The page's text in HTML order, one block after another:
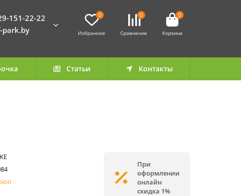
151-22-22
park.by
0
Избранное
0
Сравнение
0
Корзина
Статьи Контакты
При
оформлении
онлайн
скидка 1%